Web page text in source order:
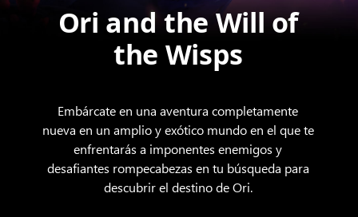
Ori and the Will of
the Wisps
Embárcate en una aventura completamente
nueva en un amplio y exótico mundo en el que te
enfrentarás a imponentes enemigos y
desafiantes rompecabezas en tu búsqueda para
descubrir el destino de Ori.